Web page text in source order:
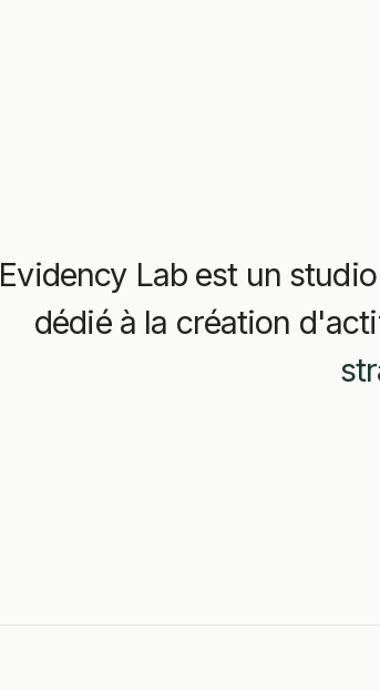
Evidency Lab est un
dédié à la création